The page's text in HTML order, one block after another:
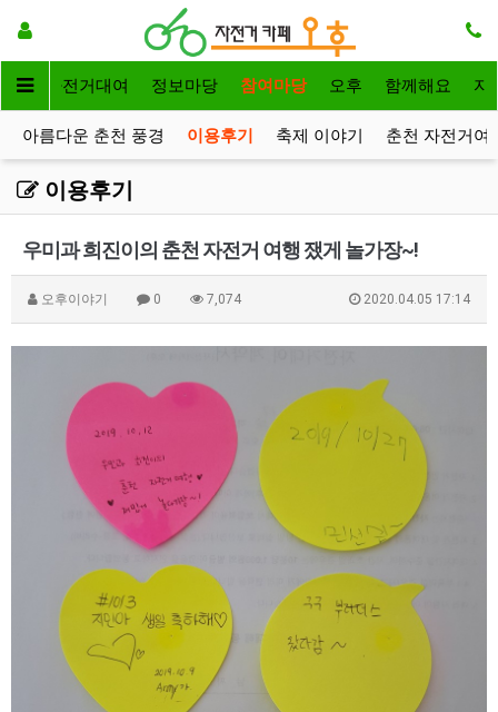
인 자전거대여 정보마당 참여마당 오후 함께해요 자
아름다운 춘천 풍경 이용후기 축제 이야기 춘천 자전거여
이용후기
우미과 희진이의 춘천 자전거 여행 쟀게 놀가장~!
오후이야기 0 7,074 2020.04.05 17:14